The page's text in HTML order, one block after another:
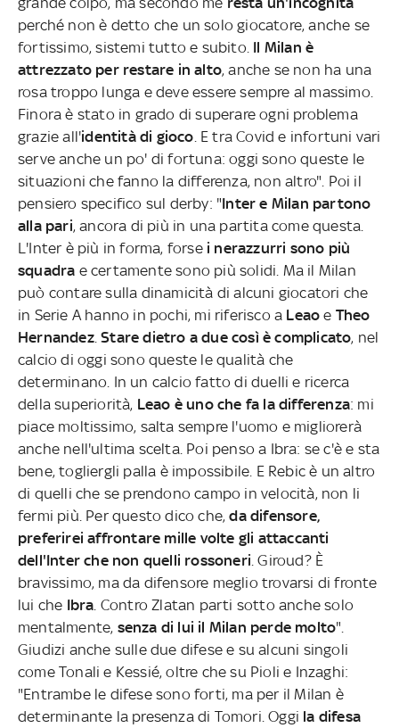
perché non è detto che un solo giocatore, anche se
fortissimo, sistemi tutto e subito. Il Milan è
attrezzato per restare in alto, anche se non ha una
rosa troppo lunga e deve essere sempre al massimo.
Finora è stato in grado di superare ogni problema
grazie all'identità di gioco . E tra Covid e infortuni vari
serve anche un po' di fortuna: oggi sono queste le
situazioni che fanno la differenza, non altro". Poi il
pensiero specifico sul derby: "Inter e Milan partono
alla pari, ancora di più in una partita come questa.
L'Inter è più in forma, forse i nerazzurri sono più
squadra e certamente sono più solidi. Ma il Milan
può contare sulla dinamicità di alcuni giocatori che
in Serie A hanno in pochi, mi riferisco a Leao e Theo
Hernandez.Stare dietro a due così è complicato, nel
calcio di oggi sono queste le qualità che
determinano. In un calcio fatto di duelli e ricerca
della superiorità, Leao è uno che fa la differenza: mi
piace moltissimo, salta sempre l'uomo e migliorerà
anche nell'ultima scelta. Poi penso a Ibra: se c'è e sta
bene, togliergli palla è impossibile. E Rebic è un altro
di quelli che se prendono campo in velocità, non li
fermi più. Per questo dico che,da difensore,
preferirei affrontare mille volte gli attaccanti
dell'Inter che non quelli rossoneri . Giroud? È
bravissimo, ma da difensore meglio trovarsi di fronte
lui che Ibra . Contro Zlatan parti sotto anche solo
mentalmente, senza di lui il Milan perde molto".
Giudizi anche sulle due difese e su alcuni singoli
come Tonali e Kessié, oltre che su Pioli e Inzaghi:
"Entrambe le difese sono forti, ma per il Milan è
determinante la presenza di Tomori. Oggi la difesa